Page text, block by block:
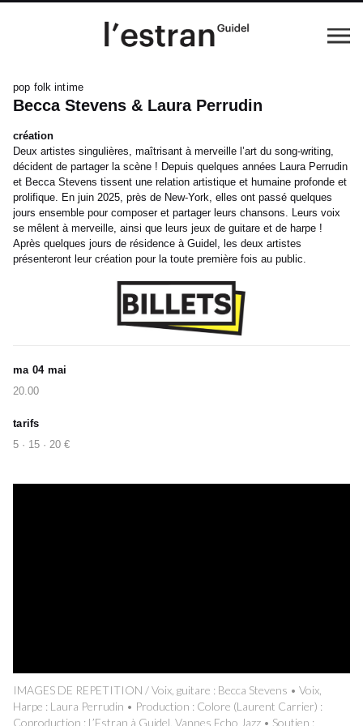
IMAGES DE REPETITION / Voix, guitare : Becca Stevens • Voix,
Harpe : Laura Perrudin • Production : Colore (Laurent Carrier) :
Coproduction : L’Estran à Guidel, Vannes Echo Jazz • Soutien :
pop folk intime
Becca Stevens & Laura Perrudin
création
Deux artistes singulières, maîtrisant à merveille l’art du song-writing,
décident de partager la scène ! Depuis quelques années Laura Perrudin
et Becca Stevens tissent une relation artistique et humaine profonde et
prolifique. En juin 2025, près de New-York, elles ont passé quelques
jours ensemble pour composer et partager leurs chansons. Leurs voix
se mêlent à merveille, ainsi que leurs jeux de guitare et de harpe !
Après quelques jours de résidence à Guidel, les deux artistes
présenteront leur création pour la toute première fois au public.
ma 04 mai
20.00
tarifs
5 · 15 · 20 €